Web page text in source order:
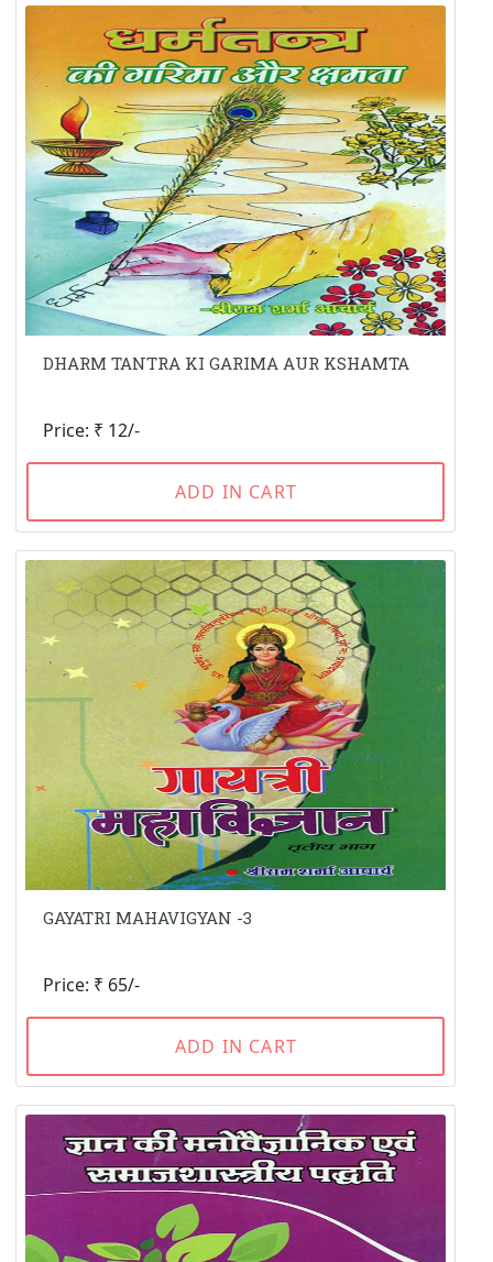
DHARM TANTRA KI GARIMA AUR KSHAMTA
Price: ₹ 12/-
ADD IN CART
GAYATRI MAHAVIGYAN -3
Price: ₹ 65/-
ADD IN CART